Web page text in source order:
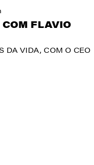
FLAVIO
DA VIDA, COM O CEO